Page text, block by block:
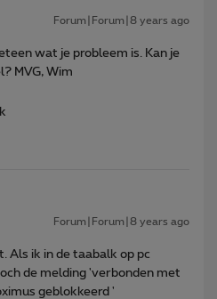
Forum|Forum|8 years ago
wat je probleem is. Kan je
MVG, Wim
Forum|Forum|8 years ago
Als ik in de taabalk op pc
de melding 'verbonden met
geblokkeerd '